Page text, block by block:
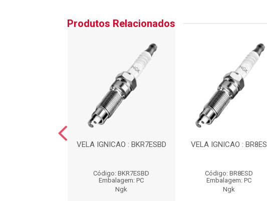
Produtos Relacionados
VELA IGNICAO : BKR7ESBD
Código: BKR7ESBD
Embalagem: PC
Ngk
VELA IGNICAO : BR8ES
Código: BR8ESD
Embalagem: PC
Ngk